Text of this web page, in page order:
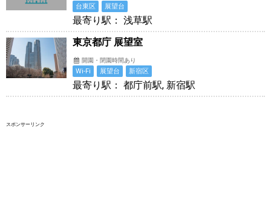
台東区 展望台
最寄り駅： 浅草駅
東京都庁 展望室
開園・閉園時間あり
Wi-Fi 展望台 新宿区
最寄り駅： 都庁前駅, 新宿駅
スポンサーリンク